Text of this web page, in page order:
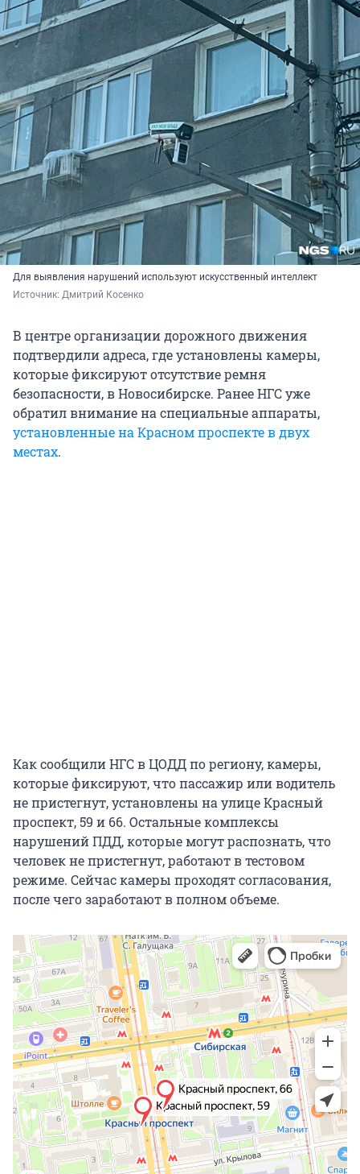
Для выявления нарушений используют искусственный интеллект
Источник: Дмитрий Косенко
В центре организации дорожного движения
подтвердили адреса, где установлены камеры,
которые фиксируют отсутствие ремня
безопасности, в Новосибирске. Ранее НГС уже
обратил внимание на специальные аппараты,
установленные на Красном проспекте в двух
местах.
Как сообщили НГС в ЦОДД по региону, камеры,
которые фиксируют, что пассажир или водитель
не пристегнут, установлены на улице Красный
проспект, 59 и 66. Остальные комплексы
нарушений ПДД, которые могут распознать, что
человек не пристегнут, работают в тестовом
режиме. Сейчас камеры проходят согласования,
после чего заработают в полном объеме.